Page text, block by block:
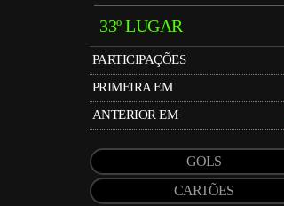
33º LUGAR
PARTICIPAÇÕES
PRIMEIRA EM
ANTERIOR EM
GOLS
CARTÕES